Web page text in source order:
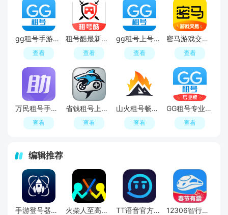
gg租号手游一键上号app安卓版
查看
租号酷最新版本
查看
gg租号上号器手机版
查看
密马游戏交易(密马租号手机app最新版)
查看
万民租号手游助手app手机版
查看
省钱租号上号器最新版本apk
查看
山火租号畅玩版最新版
查看
GG租号专业版一键上号app
查看
编辑推荐
手游登号器正版app 火柴人至高对决官方正版 TT语音官方正版 12306智行火车票2026官方最新版